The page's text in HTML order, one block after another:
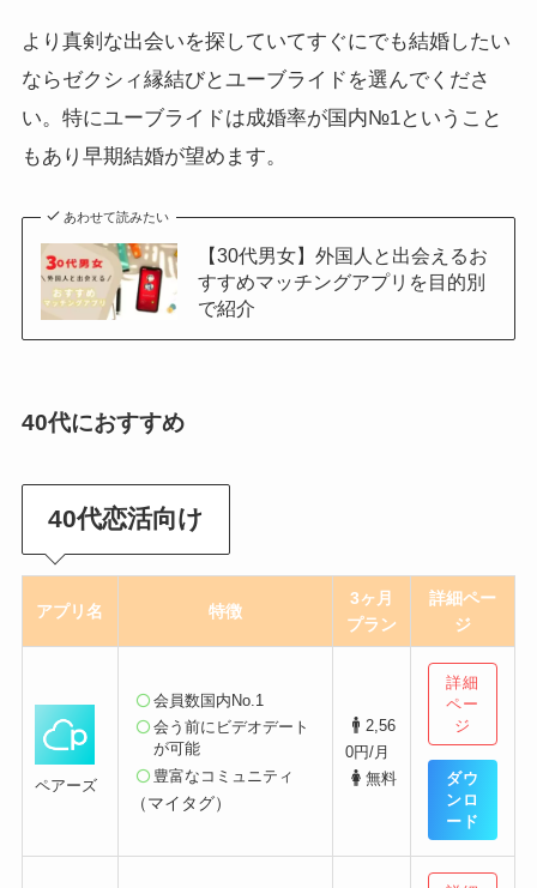
より真剣な出会いを探していてすぐにでも結婚したい
ならゼクシィ縁結びとユーブライドを選んでくださ
い。特にユーブライドは成婚率が国内№1ということ
もあり早期結婚が望めます。
あわせて読みたい
【30代男女】外国人と出会えるお
すすめマッチングアプリを目的別
で紹介
40代におすすめ
40代恋活向け
アプリ名 特徴
3ヶ月
プラン
詳細ペー
ジ
ペアーズ
会員数国内No.1
会う前にビデオデート
が可能
豊富なコミュニティ
（マイタグ）
2,56
0円/月
無料
詳細
ペー
ジ
ダウ
ンロ
ード